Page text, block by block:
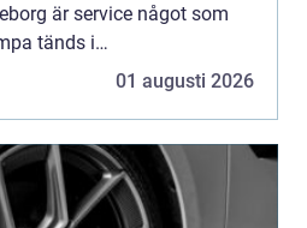
är service något som
tänds i
den som vill undvika dyra
01 augusti 2026